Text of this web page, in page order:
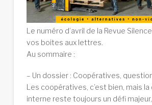
Le numéro d’avril de la Revue
vos boites aux lettres.
Au sommaire :
– Un dossier : Coopératives,
Les coopératives, c’est bien, mais
interne reste toujours un défi